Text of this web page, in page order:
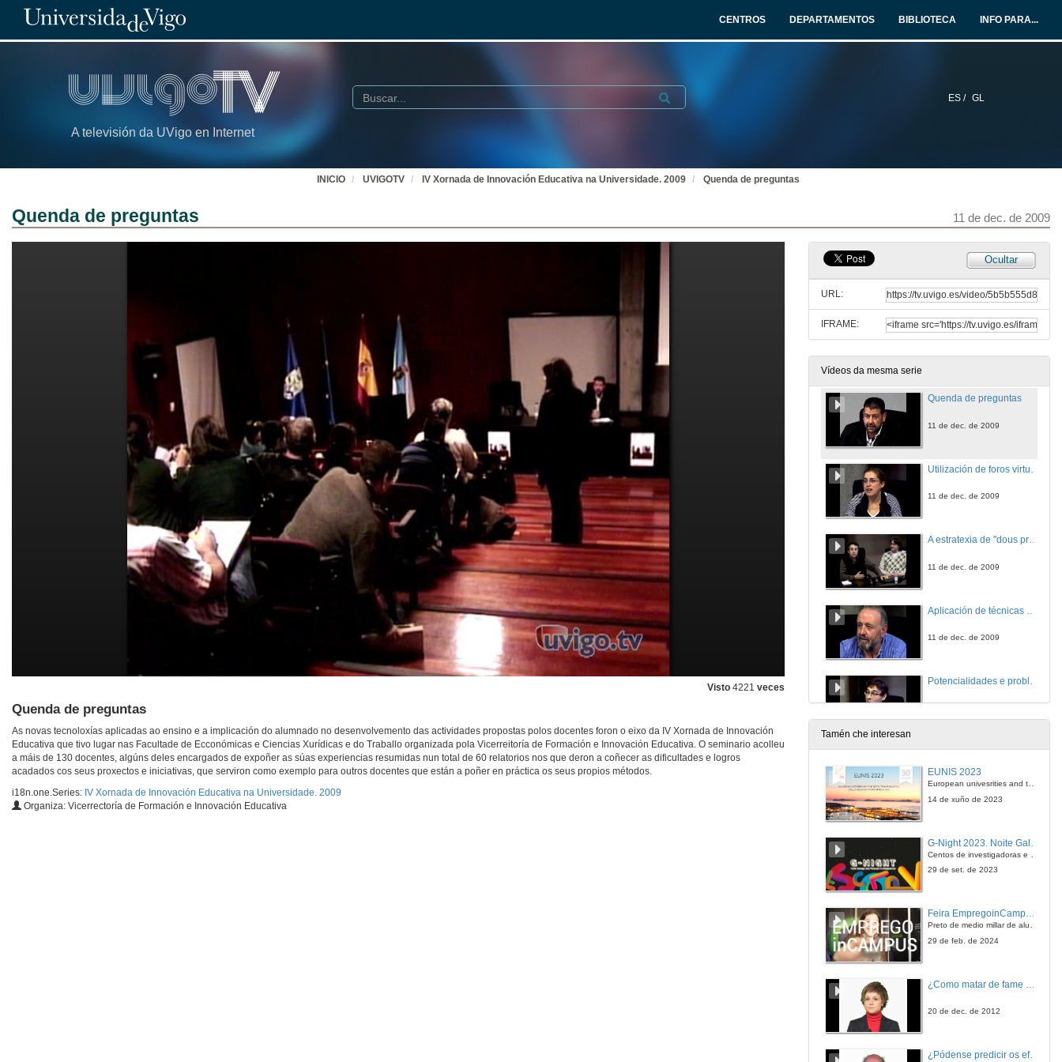
CENTROS DEPARTAMENTOS BIBLIOTECA INFO PARA...
A televisión da UVigo en Internet
ES / GL
Buscar Submit
INICIO UVIGOTV IV Xornada de Innovación Educativa na Universidade. 2009 Quenda de preguntas
Quenda de preguntas 11 de dec. de 2009
Visto 4221 veces
Quenda de preguntas
As novas tecnoloxías aplicadas ao ensino e a implicación do alumnado no desenvolvemento das actividades propostas polos docentes foron o eixo da IV Xornada de Innovación
Educativa que tivo lugar nas Facultade de Ecconómicas e Ciencias Xurídicas e do Traballo organizada pola Vicerreitoría de Formación e Innovación Educativa. O seminario acolleu
a máis de 130 docentes, algúns deles encargados de expoñer as súas experiencias resumidas nun total de 60 relatorios nos que deron a coñecer as dificultades e logros
acadados cos seus proxectos e iniciativas, que serviron como exemplo para outros docentes que están a poñer en práctica os seus propios métodos.
i18n.one.Series: IV Xornada de Innovación Educativa na Universidade. 2009
Organiza: Vicerrectoría de Formación e Innovación Educativa
Ocultar
URL:
IFRAME:
Vídeos da mesma serie
Unha experiencia de análise do significado e aplicación de competencias científicas.
11 de dec. de 2009
Introdución á aprendizaxe informal semidirixido.
Autoavaliación versus avaliación externa nos sistemas de avaliación continua dos alumnos.
11 de dec. de 2009
Quenda de preguntas
11 de dec. de 2009
11 de dec. de 2009
A estratexia de "dous profesores por aula" nos cursos de extensión e complementarios da Universidade de Vigo.
11 de dec. de 2009
11 de dec. de 2009
Potencialidades e problemáticas da "creación de coñecementos" por parte dos alumnos en primeiro curso de novos graos; unha experiencia en ADE.
Quenda de preguntas
11 de dec. de 2009
11 de dec. de 2009
11 de dec. de 2009
11 de dec. de 2009
Tamén che interesan
EUNIS 2023
European univesrities and the digital transformation: challenges and opportunities ahead
14 de xuño de 2023
Centos de investigadoras e investigadores, decenas de actividades e sete cidades
29 de set. de 2023
Feira EmpregoinCampus Vigo 2024
Preto de medio millar de alumnas e alumnos buscan coñecer máis de preto as oportunidades que lles achegan as arredor de medio cento de empresas que participan na edición viguesa da feira. Xunto coa visita aos stands, durante a feria desenvólvense varias actividades complementarias, como obradoiros, conversas, mesas redondas ou o pasaporte de empregabilidade, un espazo no que poderán recibir asesoramento sobre o seu CV.
29 de feb. de 2024
20 de dec. de 2012
¿Pódense predicir os efectos polo achegamento á Terra dos asteroides?